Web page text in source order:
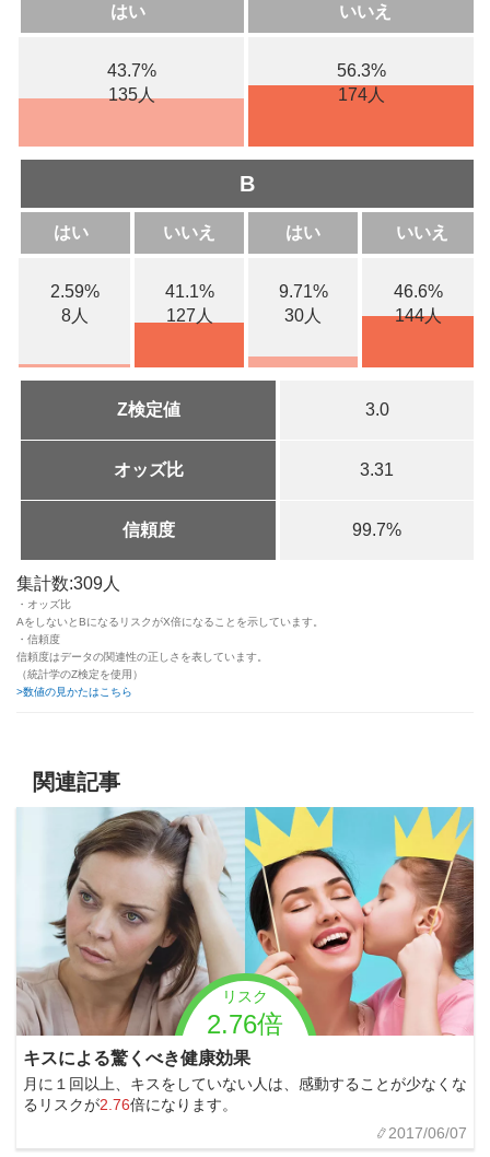
はい いいえ
43.7%
135人
56.3%
174人
B
はい いいえ はい いいえ
2.59%
8人
41.1%
127人
9.71%
30人
46.6%
144人
Z検定値 3.0
オッズ比 3.31
信頼度 99.7%
集計数:309人
・オッズ比
AをしないとBになるリスクがX倍になることを示しています。
・信頼度
信頼度はデータの関連性の正しさを表しています。
（統計学のZ検定を使用）
>数値の見かたはこちら
関連記事
リスク
2.76倍
キスによる驚くべき健康効果
月に１回以上、キスをしていない人は、感動することが少なくな
るリスクが2.76倍になります。
2017/06/07